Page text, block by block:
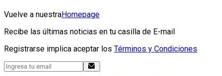
Vuelve a nuestraHomepage
Recibe las últimas noticias en tu casilla de E-mail
Registrarse implica aceptar los Términos y Condiciones